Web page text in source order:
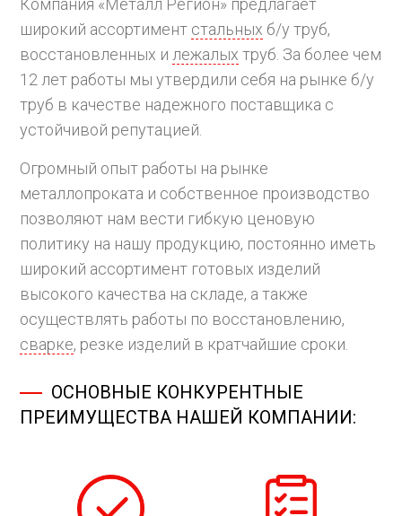
Компания «Металл Регион» предлагает
широкий ассортимент стальных б/у труб,
восстановленных и лежалых труб. За более чем
12 лет работы мы утвердили себя на рынке б/у
труб в качестве надежного поставщика с
устойчивой репутацией.
Огромный опыт работы на рынке
металлопроката и собственное производство
позволяют нам вести гибкую ценовую
политику на нашу продукцию, постоянно иметь
широкий ассортимент готовых изделий
высокого качества на складе, а также
осуществлять работы по восстановлению,
сварке, резке изделий в кратчайшие сроки.
ОСНОВНЫЕ КОНКУРЕНТНЫЕ
ПРЕИМУЩЕСТВА НАШЕЙ КОМПАНИИ: